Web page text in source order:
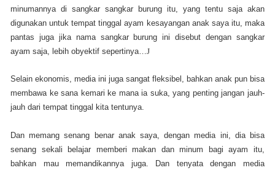
minumannya di sangkar sangkar burung itu, yang tentu saja akan
digunakan untuk tempat tinggal ayam kesayangan anak saya itu, maka
pantas juga jika nama sangkar burung ini disebut dengan sangkar
ayam saja, lebih obyektif sepertinya… J
Selain ekonomis, media ini juga sangat fleksibel, bahkan anak pun bisa
membawa ke sana kemari ke mana ia suka, yang penting jangan jauh-
jauh dari tempat tinggal kita tentunya.
Dan memang senang benar anak saya, dengan media ini, dia bisa
senang sekali belajar memberi makan dan minum bagi ayam itu,
bahkan mau memandikannya juga. Dan tenyata dengan media